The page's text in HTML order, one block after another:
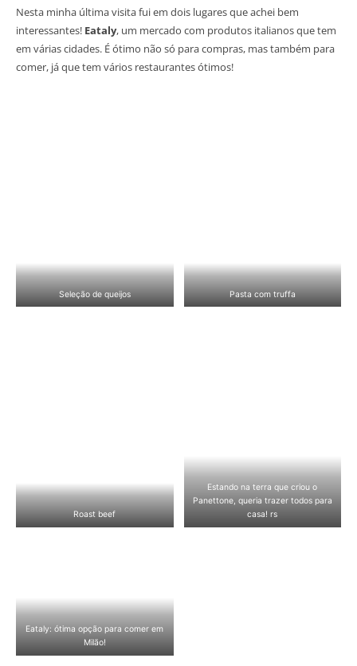
Nesta minha última visita fui em dois lugares que achei bem
interessantes! Eataly, um mercado com produtos italianos que tem
em várias cidades. É ótimo não só para compras, mas também para
comer, já que tem vários restaurantes ótimos!
Seleção de queijos Pasta com truffa
Roast beef
Estando na terra que criou o
Panettone, queria trazer todos para
casa! rs
Eataly: ótima opção para comer em
Milão!